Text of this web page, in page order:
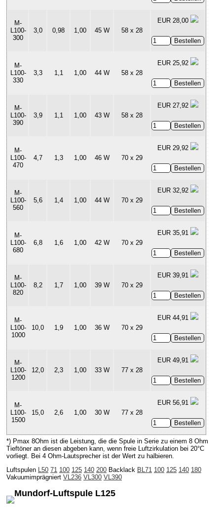
M-
L100-
300
3,0 0,98 1,00 45 W 58 x 28
EUR 28,00
M-
L100-
330
3,3 1,1 1,00 44 W 58 x 28
EUR 25,92
M-
L100-
390
3,9 1,1 1,00 43 W 58 x 28
EUR 27,92
M-
L100-
470
4,7 1,3 1,00 46 W 70 x 29
EUR 29,92
M-
L100-
560
5,6 1,4 1,00 44 W 70 x 29
EUR 32,92
M-
L100-
680
6,8 1,6 1,00 42 W 70 x 29
EUR 35,91
M-
L100-
820
8,2 1,7 1,00 39 W 70 x 29
EUR 39,91
M-
L100-
1000
10,0 1,9 1,00 36 W 70 x 29
EUR 44,91
M-
L100-
1200
12,0 2,3 1,00 33 W 77 x 28
EUR 49,91
M-
L100-
1500
15,0 2,6 1,00 30 W 77 x 28
EUR 56,91
*) Pmax 8Ohm ist die Leistung, die die Spule in Serie zu einem 8 Ohm
Tieftöner an diesen abgeben kann, wenn freie Luftzirkulation bei 20°C
vorliegt. Bei 4 Ohm-Lautsprecher ist der Wert zu halbieren.
Luftspulen L50 71 100 125 140 200 Backlack BL71 100 125 140 180
Vakuumimprägniert VL236 VL300 VL390
Mundorf-Luftspule L125